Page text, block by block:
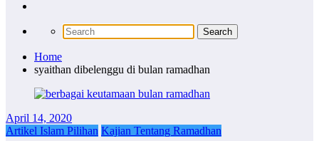
Home
syaithan dibelenggu di bulan ramadhan
April 14, 2020
Artikel Islam Pilihan Kajian Tentang Ramadhan